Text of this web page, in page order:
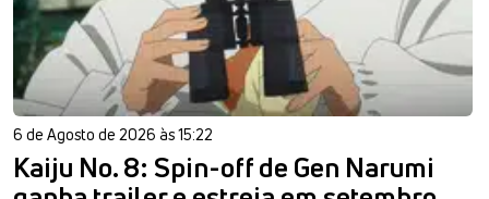
6 de Agosto de 2026 às 15:22
Kaiju No. 8: Spin-off de Gen Narumi